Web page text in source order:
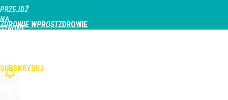
PRZEJDŹ
NA
STRONĘ
ZDROWIE WPROST
SUBSKRYBUJ